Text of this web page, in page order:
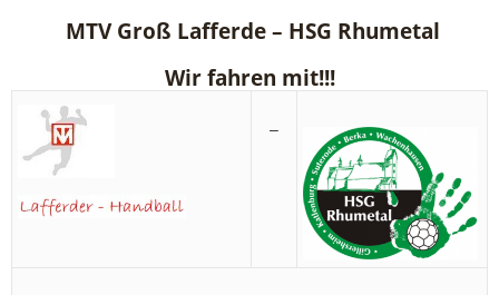
MTV Groß Lafferde – HSG Rhumetal
Wir fahren mit!!!
–